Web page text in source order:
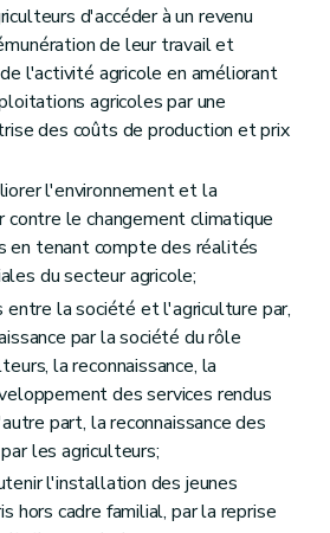
des producteurs
opérationnel au collège des producteurs
de prospective et de veille scientifique
stratégique de l'agriculture
annuel sur l'état de l'agriculture wallonne
cotitularité
formation professionnelle
d'accéder à un revenu
de leur travail et
l'activité agricole en améliorant
agricoles par une
des coûts de production et prix
l'environnement et la
le changement climatique
en tenant compte des réalités
du secteur agricole;
entre la société et l'agriculture par,
par la société du rôle
la reconnaissance, la
des services rendus
part, la reconnaissance des
les agriculteurs;
l'installation des jeunes
hors cadre familial, par la reprise